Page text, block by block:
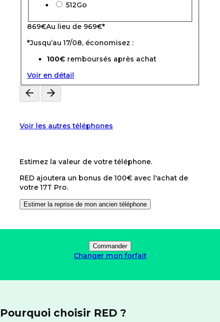
512Go
869€Au lieu de 969€*
*Jusqu’au 17/08, économisez :
100€ remboursés après achat
Voir en détail
Voir les autres téléphones
Estimez la valeur de votre téléphone.
RED ajoutera un bonus de 100€ avec l'achat de
votre 17T Pro.
Estimer la reprise de mon ancien téléphone
Commander
Changer mon forfait
Pourquoi choisir RED ?